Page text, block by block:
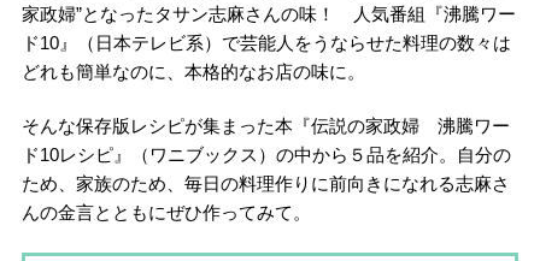
家政婦”となったタサン志麻さんの味！ 人気番組『沸騰ワー
ド10』（日本テレビ系）で芸能人をうならせた料理の数々は
どれも簡単なのに、本格的なお店の味に。
そんな保存版レシピが集まった本『伝説の家政婦 沸騰ワー
ド10レシピ』（ワニブックス）の中から５品を紹介。自分の
ため、家族のため、毎日の料理作りに前向きになれる志麻さ
んの金言とともにぜひ作ってみて。